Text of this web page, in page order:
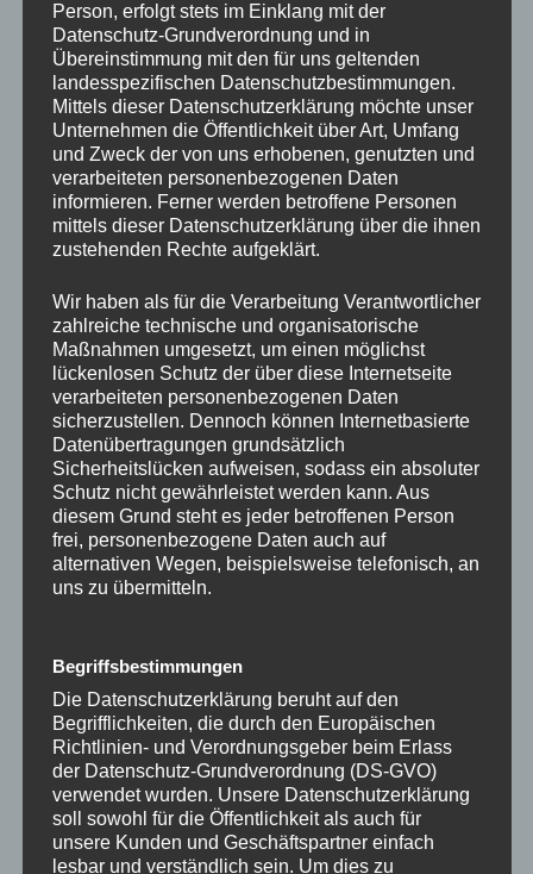
Menschen, die nur noch mechanisch
arbeiten, verlieren nach und nach den
Bezug zu dem, was sie einst
angetrieben hat.
Sie funktionieren, aber sie leben nicht mehr. Die
Verbindung zu ihrer Arbeit, ihrem Umfeld und letztlich
auch zu sich selbst wird immer dünner.
Eine Studie der Techniker Krankenkasse aus dem Jahr
2022 fand heraus, dass über 40 % der deutschen
Arbeitnehmer regelmäßig unter Stress und
Überlastung leiden. Interessanterweise korreliert
dieser Stress häufig mit einem Mangel an Erfüllung
und dem Gefühl, dass die eigene Arbeit keinen
wirklichen Unterschied macht.
Bitte tausche nicht nur Zeit gegen
aus. Wenn wir diesen inneren Schmerz mit in den
Feierabend nehmen, beginnt das Leben irgendwann,
seinen Sinn zu verlieren.
Lust, auszubrechen?
Person, erfolgt stets im Einklang mit der
Datenschutz-Grundverordnung und in
Übereinstimmung mit den für uns geltenden
landesspezifischen Datenschutzbestimmungen.
Mittels dieser Datenschutzerklärung möchte unser
Unternehmen die Öffentlichkeit über Art, Umfang
und Zweck der von uns erhobenen, genutzten und
verarbeiteten personenbezogenen Daten
informieren. Ferner werden betroffene Personen
mittels dieser Datenschutzerklärung über die ihnen
zustehenden Rechte aufgeklärt.
Wir haben als für die Verarbeitung Verantwortlicher
zahlreiche technische und organisatorische
Maßnahmen umgesetzt, um einen möglichst
lückenlosen Schutz der über diese Internetseite
verarbeiteten personenbezogenen Daten
sicherzustellen. Dennoch können Internetbasierte
Datenübertragungen grundsätzlich
Sicherheitslücken aufweisen, sodass ein absoluter
Schutz nicht gewährleistet werden kann. Aus
diesem Grund steht es jeder betroffenen Person
frei, personenbezogene Daten auch auf
alternativen Wegen, beispielsweise telefonisch, an
uns zu übermitteln.
Begriffsbestimmungen
Die Datenschutzerklärung beruht auf den
Begrifflichkeiten, die durch den Europäischen
Richtlinien- und Verordnungsgeber beim Erlass
der Datenschutz-Grundverordnung (DS-GVO)
verwendet wurden. Unsere Datenschutzerklärung
soll sowohl für die Öffentlichkeit als auch für
unsere Kunden und Geschäftspartner einfach
lesbar und verständlich sein. Um dies zu